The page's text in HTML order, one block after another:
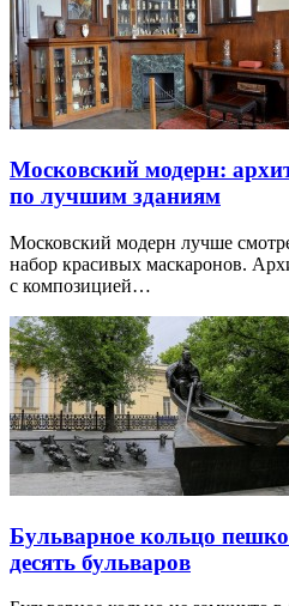
Московский модерн:
по лучшим зданиям
Московский модерн лучше
набор красивых маскаронов.
с композицией…
Бульварное кольцо
десять бульваров